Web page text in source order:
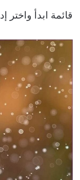
قائمة ابدأ واختر